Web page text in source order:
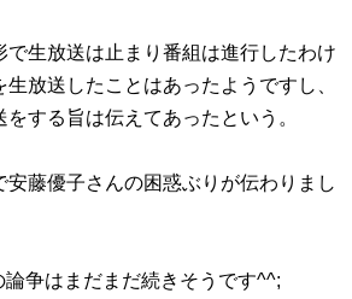
生放送は止まり番組は進行したわけ
放送したことはあったようですし、
する旨は伝えてあったという。
藤優子さんの困惑ぶりが伝わりまし
論争はまだまだ続きそうです^^;